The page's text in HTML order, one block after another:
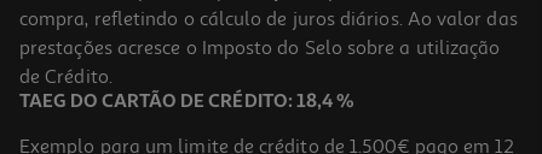
compra, refletindo o cálculo de juros diários. Ao valor das
prestações acresce o Imposto do Selo sobre a utilização
de Crédito.
TAEG DO CARTÃO DE CRÉDITO: 18,4 %
Exemplo para um limite de crédito de 1.500€ pago em 12